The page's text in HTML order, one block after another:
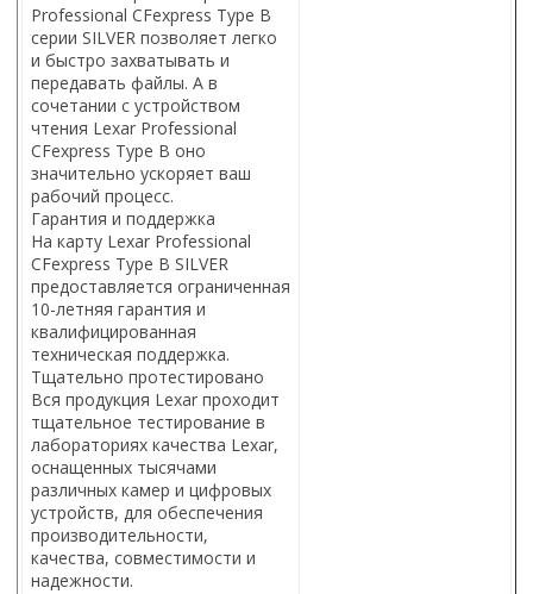
Professional CFexpress Type B
серии SILVER позволяет легко
и быстро захватывать и
передавать файлы. А в
сочетании с устройством
чтения Lexar Professional
CFexpress Type B оно
значительно ускоряет ваш
рабочий процесс.
Гарантия и поддержка
На карту Lexar Professional
CFexpress Type B SILVER
предоставляется ограниченная
10-летняя гарантия и
квалифицированная
техническая поддержка.
Тщательно протестировано
Вся продукция Lexar проходит
тщательное тестирование в
лабораториях качества Lexar,
оснащенных тысячами
различных камер и цифровых
устройств, для обеспечения
производительности,
качества, совместимости и
надежности.